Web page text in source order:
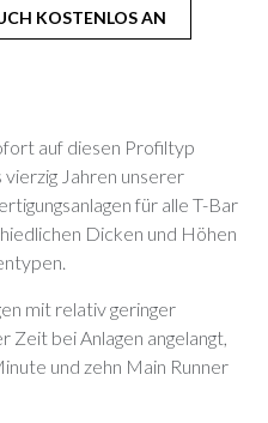
KOSTENLOS AN
auf diesen Profiltyp
vierzig Jahren unserer
für alle T-Bar
Dicken und Höhen
mit relativ geringer
Zeit bei Anlagen angelangt,
und zehn Main Runner